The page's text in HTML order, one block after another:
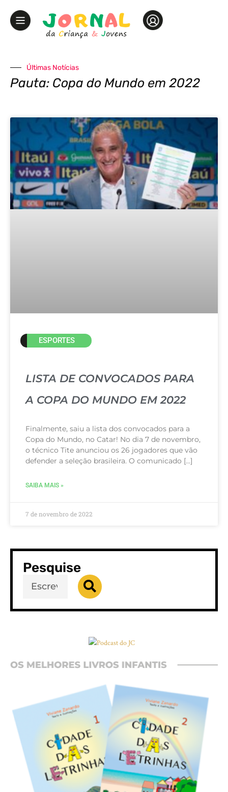
Últimas Notícias
Pauta: Copa do Mundo em 2022
ESPORTES
LISTA DE CONVOCADOS PARA
A COPA DO MUNDO EM 2022
Finalmente, saiu a lista dos convocados para a
Copa do Mundo, no Catar! No dia 7 de novembro,
o técnico Tite anunciou os 26 jogadores que vão
defender a seleção brasileira. O comunicado […]
SAIBA MAIS »
7 de novembro de 2022
Pesquise